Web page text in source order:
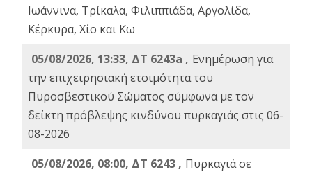
Ιωάννινα, Τρίκαλα, Φιλιππιάδα, Αργολίδα,
Κέρκυρα, Χίο και Κω
05/08/2026, 13:33, ΔΤ 6243a , Ενημέρωση για
την επιχειρησιακή ετοιμότητα του
Πυροσβεστικού Σώματος σύμφωνα με τον
δείκτη πρόβλεψης κινδύνου πυρκαγιάς στις 06-
08-2026
05/08/2026, 08:00, ΔΤ 6243 , Πυρκαγιά σε